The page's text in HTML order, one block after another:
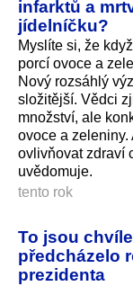
infarktů a
jídelníčku?
Myslíte si, že
porcí ovoce a
Nový rozsáhlý
složitější. Vědci
množství, ale
ovoce a
ovlivňovat zdraví
uvědomuje.
tento rok
To jsou
předcházelo
prezidenta